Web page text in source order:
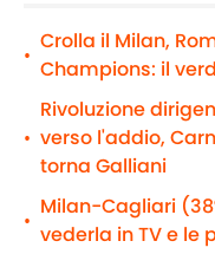
•
Crolla il Milan,
Champions: il
•
Rivoluzione
verso l'addio,
torna Galliani
•
Milan-Cagliari
vederla in TV e le